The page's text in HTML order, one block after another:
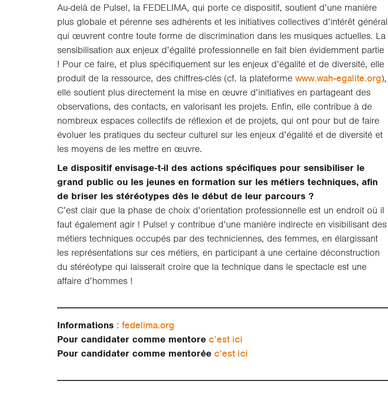
Au-delà de Pulse!, la FEDELIMA, qui porte ce dispositif, soutient d’une manière
plus globale et pérenne ses adhérents et les initiatives collectives d’intérêt général
qui œuvrent contre toute forme de discrimination dans les musiques actuelles. La
sensibilisation aux enjeux d’égalité professionnelle en fait bien évidemment partie
! Pour ce faire, et plus spécifiquement sur les enjeux d’égalité et de diversité, elle
produit de la ressource, des chiffres-clés (cf. la plateforme www.wah-egalite.org),
elle soutient plus directement la mise en œuvre d’initiatives en partageant des
observations, des contacts, en valorisant les projets. Enfin, elle contribue à de
nombreux espaces collectifs de réflexion et de projets, qui ont pour but de faire
évoluer les pratiques du secteur culturel sur les enjeux d’égalité et de diversité et
les moyens de les mettre en œuvre.
Le dispositif envisage-t-il des actions spécifiques pour sensibiliser le
grand public ou les jeunes en formation sur les métiers techniques, afin
de briser les stéréotypes dès le début de leur parcours ?
C’est clair que la phase de choix d’orientation professionnelle est un endroit où il
faut également agir ! Pulse! y contribue d’une manière indirecte en visibilisant des
métiers techniques occupés par des techniciennes, des femmes, en élargissant
les représentations sur ces métiers, en participant à une certaine déconstruction
du stéréotype qui laisserait croire que la technique dans le spectacle est une
affaire d’hommes !
Informations : fedelima.org
Pour candidater comme mentore c’est ici
Pour candidater comme mentorée c’est ici